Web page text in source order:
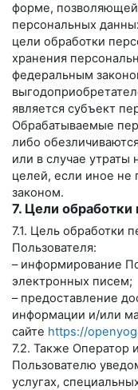
форме, позволяющей
персональных
цели обработки
хранения
федеральным
является субъект
Обрабатываемые
либо
или в случае
целей, если иное
законом.
7. Цели
7.1. Цель обработки
Пользователя:
– информирование
электронных писем;
– предоставление
информации и/или
сайте https://
7.2. Также Оператор
Пользователю
услугах,